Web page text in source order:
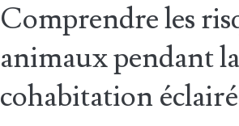
Comprendre les
animaux pendant
cohabitation